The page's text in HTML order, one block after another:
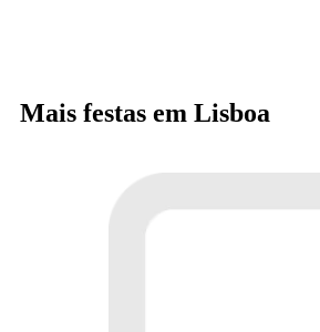
Mais festas em Lisboa